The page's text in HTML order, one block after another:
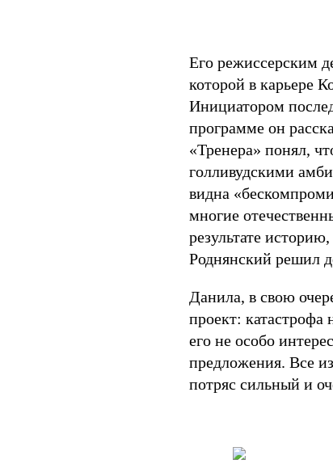
Его режиссерским
которой в карьере
Инициатором
программе он
«Тренера» понял,
голливудскими
видна
многие
результате
Роднянский решил
Данила, в свою
проект:
его не особо
предложения. Все
потряс сильный и